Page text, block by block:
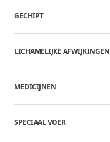
GECHIPT
LICHAMELIJKE AFWIJKINGEN
MEDICIJNEN
SPECIAAL VOER